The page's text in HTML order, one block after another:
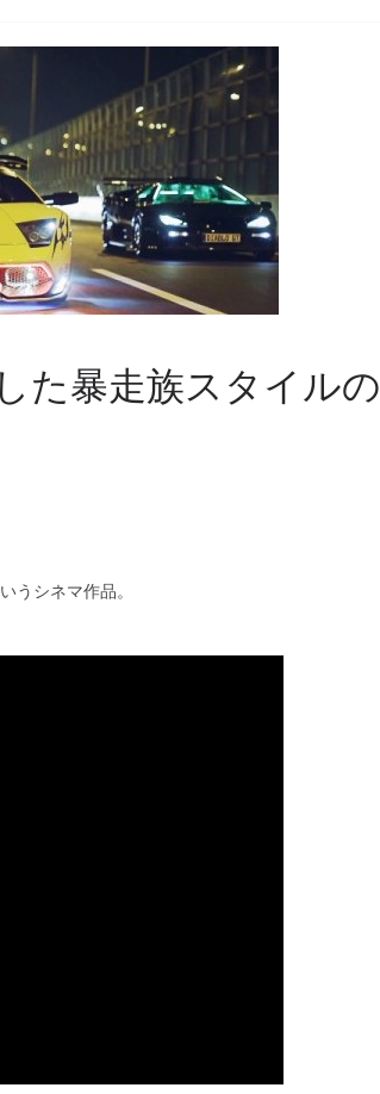
た暴走族スタイルの
うシネマ作品。